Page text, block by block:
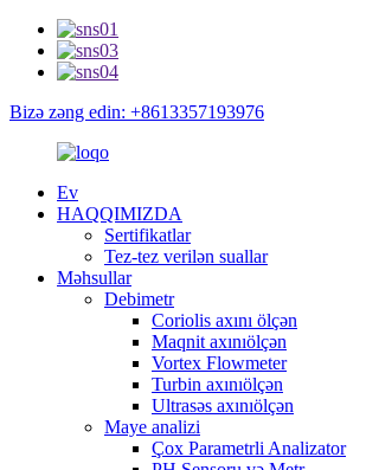
Bizə zəng edin: +8613357193976
Ev
HAQQIMIZDA
Sertifikatlar
Tez-tez verilən suallar
Məhsullar
Debimetr
Coriolis axını ölçən
Maqnit axınıölçən
Vortex Flowmeter
Turbin axınıölçən
Ultrasəs axınıölçən
Maye analizi
Çox Parametrli Analizator